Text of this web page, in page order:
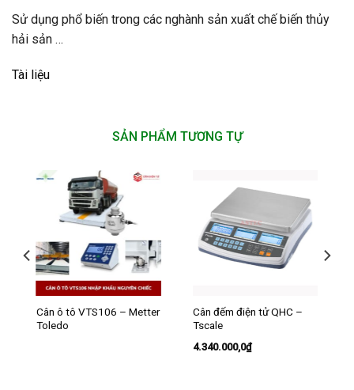
Sử dụng phổ biến trong các nghành sản xuất chế biến thủy
hải sản …
Tài liệu
SẢN PHẨM TƯƠNG TỰ
Cân ô tô VTS106 – Metter
Toledo
Cân đếm điện tử QHC –
Tscale
4.340.000,0₫